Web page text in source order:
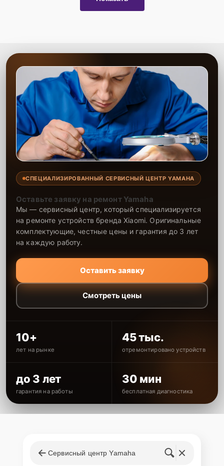
акустической системы с соблюдением всех стандартов. Опыт
СПЕЦИАЛИЗИРОВАННЫЙ СЕРВИСНЫЙ ЦЕНТР YAMAHA
Оставьте заявку на ремонт Yamaha
Мы — сервисный центр, который специализируется
на ремонте устройств бренда Xiaomi. Оригинальные
комплектующие, честные цены и гарантия до 3 лет
на каждую работу.
Оставить заявку
Смотреть цены
10+
лет на рынке
45 тыс.
отремонтировано устройств
до 3 лет
гарантия на работы
30 мин
бесплатная диагностика
Сервисный центр Yamaha